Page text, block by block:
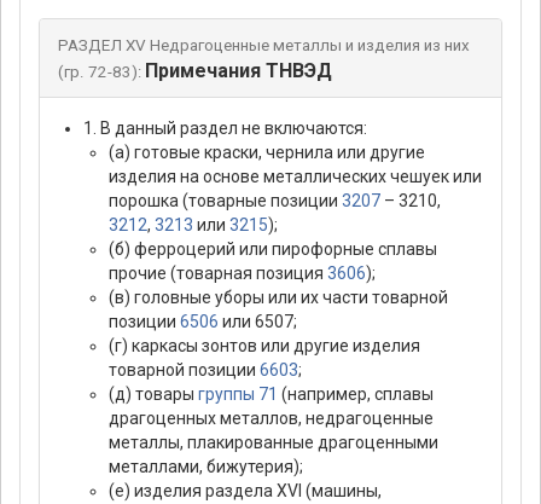
РАЗДЕЛ XV Недрагоценные металлы и изделия из них
(гр. 72-83): Примечания ТНВЭД
1. В данный раздел не включаются:
(а) готовые краски, чернила или другие
изделия на основе металлических чешуек или
порошка (товарные позиции 3207 – 3210,
3212, 3213 или 3215);
(б) ферроцерий или пирофорные сплавы
прочие (товарная позиция 3606);
(в) головные уборы или их части товарной
позиции 6506 или 6507;
(г) каркасы зонтов или другие изделия
товарной позиции 6603;
(д) товары группы 71 (например, сплавы
драгоценных металлов, недрагоценные
металлы, плакированные драгоценными
металлами, бижутерия);
(е) изделия раздела XVI (машины,